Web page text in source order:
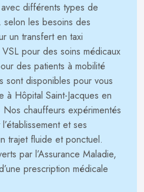
différents types de
selon les besoins des
un transfert en taxi
pour des soins médicaux
des patients à mobilité
sont disponibles pour vous
Hôpital Saint-Jacques en
chauffeurs expérimentés
et ses
trajet fluide et ponctuel.
par l’Assurance Maladie,
prescription médicale